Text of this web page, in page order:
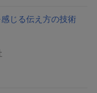
じる伝え方の技術